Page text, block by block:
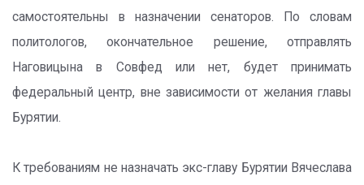
самостоятельны в назначении сенаторов. По словам
политологов, окончательное решение, отправлять
Наговицына в Совфед или нет, будет принимать
федеральный центр, вне зависимости от желания главы
Бурятии.
К требованиям не назначать экс-главу Бурятии Вячеслава